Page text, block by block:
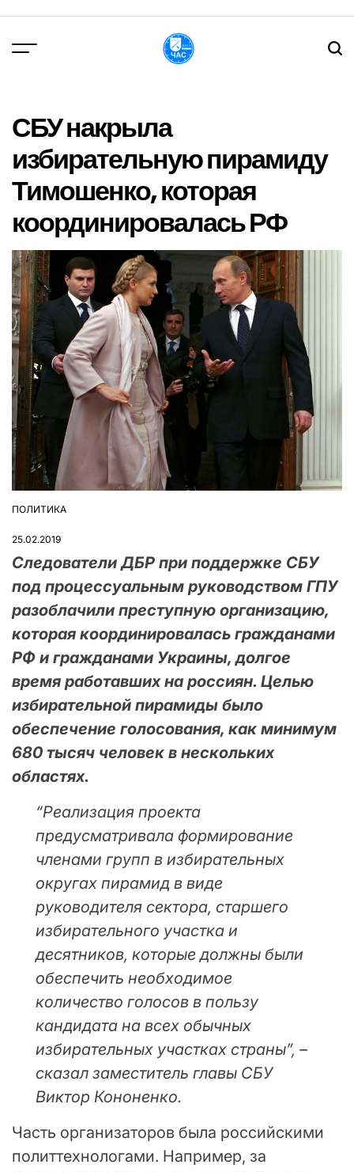
вмісту
СБУ накрыла
избирательную пирамиду
Тимошенко, которая
координировалась РФ
ОПУБЛІКУВАТИ
ПОЛИТИКА
25.02.2019
Следователи ДБР при поддержке СБУ
под процессуальным руководством ГПУ
разоблачили преступную организацию,
которая координировалась гражданами
РФ и гражданами Украины, долгое
время работавших на россиян. Целью
избирательной пирамиды было
обеспечение голосования, как минимум
680 тысяч человек в нескольких
областях.
“Реализация проекта
предусматривала формирование
членами групп в избирательных
округах пирамид в виде
руководителя сектора, старшего
избирательного участка и
десятников, которые должны были
обеспечить необходимое
количество голосов в пользу
кандидата на всех обычных
избирательных участках страны”, –
сказал заместитель главы СБУ
Виктор Кононенко.
Часть организаторов была российскими
политтехнологами. Например, за